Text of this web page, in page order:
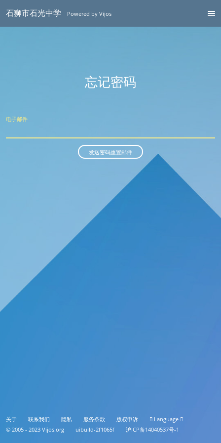
石狮市石光中学 Powered by Vijos
忘记密码
电子邮件
关于 联系我们 隐私 服务条款 版权申诉
Language
© 2005 - 2023Vijos.org uibuild-2f1065f 沪ICP备14040537号-1